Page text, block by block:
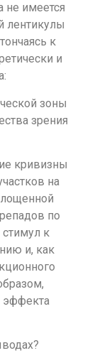
не имеется
лентикулы
к
и
зоны
зрения
кривизны
на
по
к
и, как
эффекта